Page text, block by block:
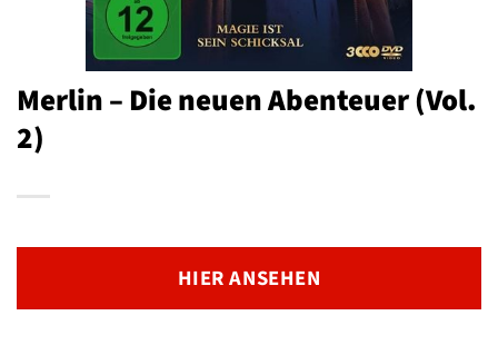
Merlin – Die neuen Abenteuer (Vol.
2)
HIER ANSEHEN